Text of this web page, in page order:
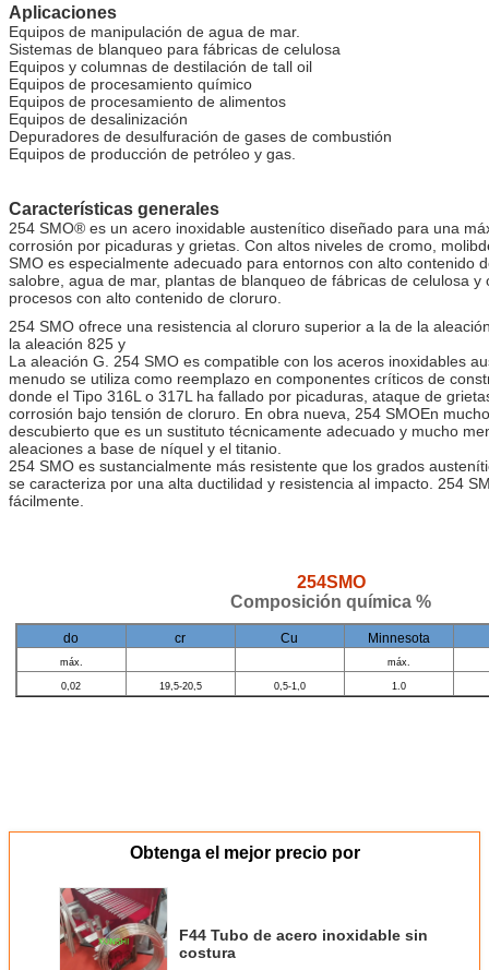
Aplicaciones
Equipos de manipulación de agua de mar.
Sistemas de blanqueo para fábricas de celulosa
Equipos y columnas de destilación de tall oil
Equipos de procesamiento químico
Equipos de procesamiento de alimentos
Equipos de desalinización
Depuradores de desulfuración de gases de combustión
Equipos de producción de petróleo y gas.
Características generales
254 SMO® es un acero inoxidable austenítico diseñado para una
corrosión por picaduras y grietas. Con altos niveles de cromo,
SMO es especialmente adecuado para entornos con alto contenido
salobre, agua de mar, plantas de blanqueo de fábricas de celulosa y
procesos con alto contenido de cloruro.
254 SMO ofrece una resistencia al cloruro superior a la de la
la aleación 825 y
La aleación G. 254 SMO es compatible con los aceros inoxidables
menudo se utiliza como reemplazo en componentes críticos de
donde el Tipo 316L o 317L ha fallado por picaduras, ataque de
corrosión bajo tensión de cloruro. En obra nueva, 254 SMOEn
descubierto que es un sustituto técnicamente adecuado y mucho
aleaciones a base de níquel y el titanio.
254 SMO es sustancialmente más resistente que los grados
se caracteriza por una alta ductilidad y resistencia al impacto. 254
fácilmente.
254SMO
Composición química %
do cr Cu Minnesota
máx. máx.
0,02 19,5-20,5 0,5-1,0 1.0
Obtenga el mejor precio por
F44 Tubo de acero inoxidable sin
costura